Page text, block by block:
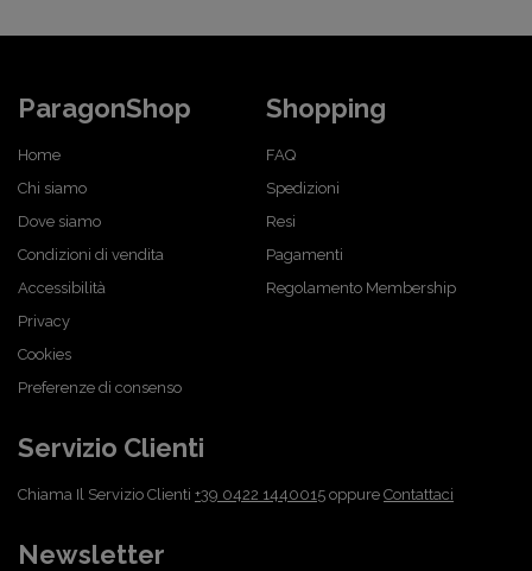
ParagonShop
Home
Chi siamo
Dove siamo
Condizioni di vendita
Accessibilità
Privacy
Cookies
Preferenze di consenso
Shopping
FAQ
Spedizioni
Resi
Pagamenti
Regolamento Membership
Servizio Clienti
Chiama Il Servizio Clienti +39 0422 1440015 oppure Contattaci
Newsletter